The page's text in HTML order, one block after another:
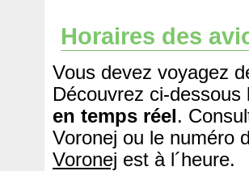
Horaires des
Vous devez voyagez
Découvrez ci-
en temps réel.
Voronej ou le numéro
Voronej est à l´heure.